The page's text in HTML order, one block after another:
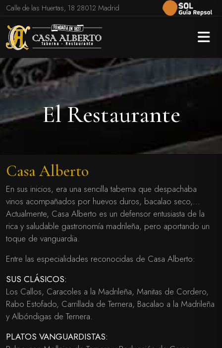
Calle de las Huertas, 18 28012 Madrid
El Restaurante
Casa Alberto
En sus inicios, era una sencilla taberna que despachaba
vinos acompañados por huevos duros, bacalao seco,…
Actualmente, Casa Alberto es un defensor entusiasta de la
rica y saludable gastronomía madrileña, pero aportando un
toque de vanguardia.
Entre las especialidades reconocidas de Casa Alberto:
SUS CLÁSICOS:
Los Callos, Caracoles a la Madrileña, Manitas de Cordero,
Rabo Estofado, Carrillada de Ternera, Bacalao a la Madrileña
y Albóndigas de Ternera.
PLATOS VANGUARDISTAS: